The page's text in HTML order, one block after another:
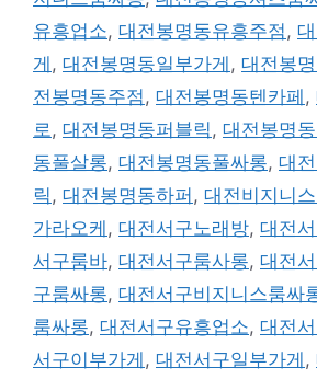
유흥업소, 대전봉명동유흥주점 ,
게 , 대전봉명동일부가게 , 대전봉
전봉명동주점 , 대전봉명동텐카페 ,
로 , 대전봉명동퍼블릭 , 대전봉명
동풀살롱, 대전봉명동풀싸롱, 대
릭 , 대전봉명동하퍼 , 대전비지니
가라오케 , 대전서구노래방, 대전
서구룸바, 대전서구룸사롱, 대전
구룸싸롱, 대전서구비지니스룸싸
룸싸롱, 대전서구유흥업소, 대전
서구이부가게 , 대전서구일부가게 ,